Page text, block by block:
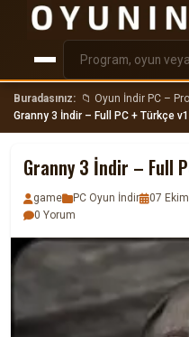
Buradasınız: 📁 Oyun İndir PC –
Granny 3 İndir – Full PC + Türkçe
Granny 3 İndir – Full
game PC Oyun İndir 07
0 Yorum